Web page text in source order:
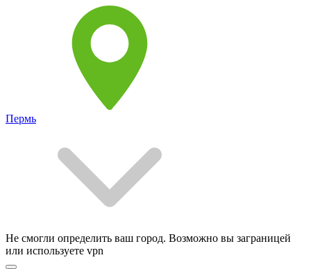
Пермь
Не смогли определить ваш город. Возможно вы заграницей
или используете vpn